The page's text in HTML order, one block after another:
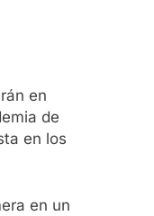
en
de
en los
en un